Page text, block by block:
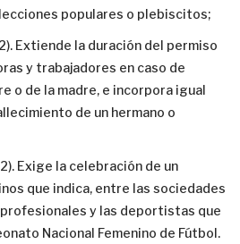
populares o plebiscitos;
Extiende la duración del permiso
y trabajadores en caso de
o de la madre, e incorpora igual
de un hermano o
Exige la celebración de un
que indica, entre las sociedades
y las deportistas que
Nacional Femenino de Fútbol.